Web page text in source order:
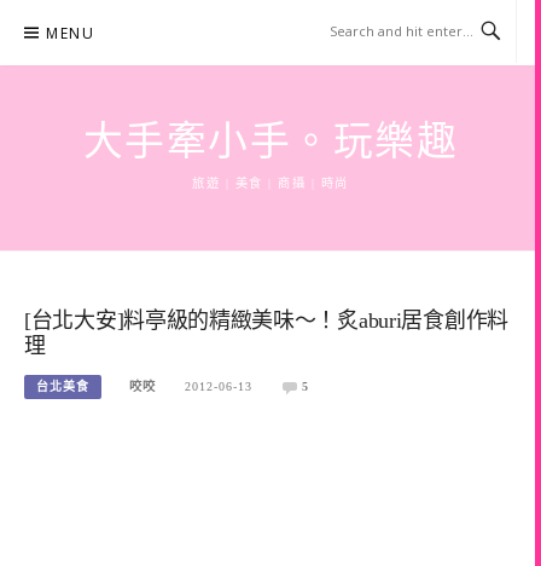
content
MENU
大手牽小手。玩樂趣
旅遊 | 美食 | 商攝 | 時尚
[台北大安]料亭級的精緻美味～！炙aburi居食創作料
理
台北美食 咬咬 2012-06-13 5